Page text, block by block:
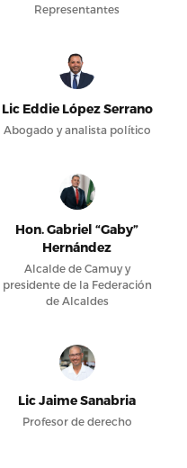
Representantes
Lic Eddie López Serrano
Abogado y analista político
Hon. Gabriel “Gaby”
Hernández
Alcalde de Camuy y
presidente de la Federación
de Alcaldes
Lic Jaime Sanabria
Profesor de derecho